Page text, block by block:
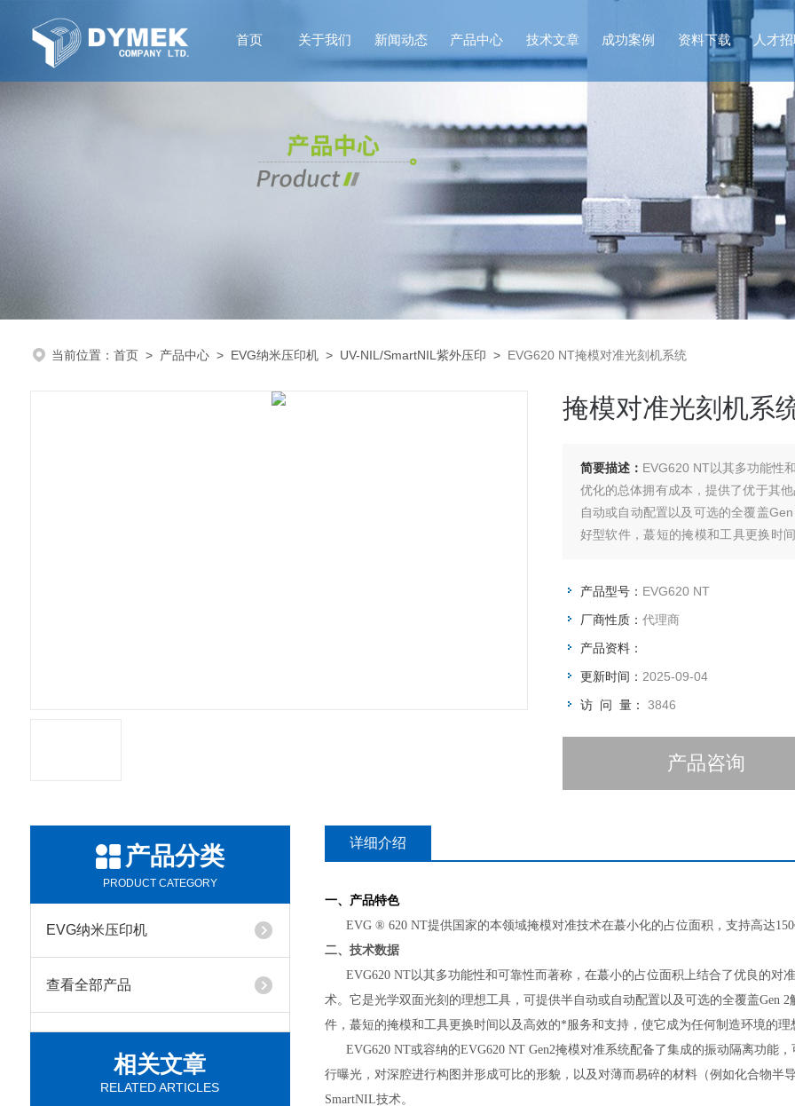
首页 关于我们 新闻动态 产品中心 技术文章 成功案例 资料下载 人才
当前位置： 首页> 产品中心> EVG纳米压印机> UV-NIL/SmartNIL紫外压印 > EVG620 NT掩模对准光刻机系统
掩模对准光刻机系
简要描述： EVG620 NT以其多功能性
优化的总体拥有成本，提供了优于其
自动或自动配置以及可选的全覆盖
好型软件，蕞短的掩模和工具更换时
产品型号： EVG620 NT
厂商性质： 代理商
产品资料：
更新时间： 2025-09-04
访 问 量： 3846
产品咨询
产品分类
PRODUCT CATEGORY
EVG纳米压印机
查看全部产品
相关文章
RELATED ARTICLES
详细介绍
一、产品特色
EVG ® 620 NT提供国家的本领域掩模对准技术在蕞小化的占位面积，支持高达
二、技术数据
EVG620 NT以其多功能性和可靠性而著称，在蕞小的占位面积上结合了优良的对
术。它是光学双面光刻的理想工具，可提供半自动或自动配置以及可选的全覆盖Gen
件，蕞短的掩模和工具更换时间以及高效的*服务和支持，使它成为任何制造环境的理
EVG620 NT或容纳的EVG620 NT Gen2掩模对准系统配备了集成的振动隔离功能
行曝光，对深腔进行构图并形成可比的形貌，以及对薄而易碎的材料（例如化合物半
SmartNIL技术。